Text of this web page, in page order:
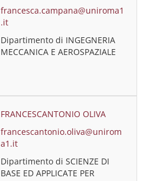
francesca.campana@uniroma1
.it
Dipartimento di INGEGNERIA
MECCANICA E AEROSPAZIALE
FRANCESCANTONIO OLIVA
francescantonio.oliva@unirom
a1.it
Dipartimento di SCIENZE DI
BASE ED APPLICATE PER